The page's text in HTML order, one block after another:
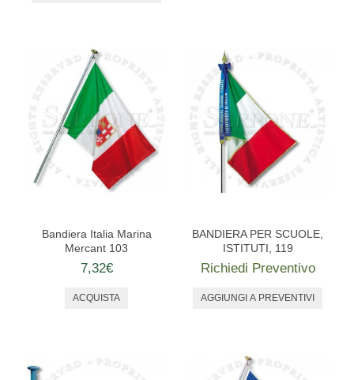
STENDARDI E GONFALONI
ACCESSORI
EMBLEMI ED ALTRO
MANIFESTAZIONI
ORDINI EQUESTRI
TOGHE ED ACCESSORI
CONTATTACI
Bandiera Italia Marina
Mercant 103
7,32€
BANDIERA PER SCUOLE,
ISTITUTI, 119
Richiedi Preventivo